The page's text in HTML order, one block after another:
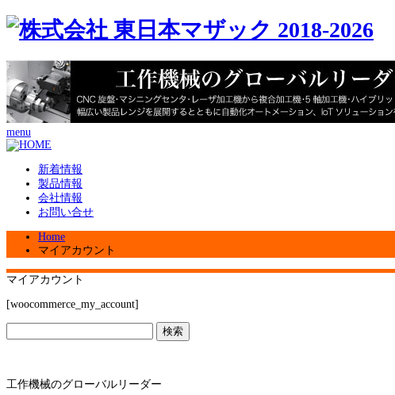
menu
新着情報
製品情報
会社情報
お問い合せ
Home
マイアカウント
マイアカウント
[woocommerce_my_account]
検
索:
工作機械のグローバルリーダー